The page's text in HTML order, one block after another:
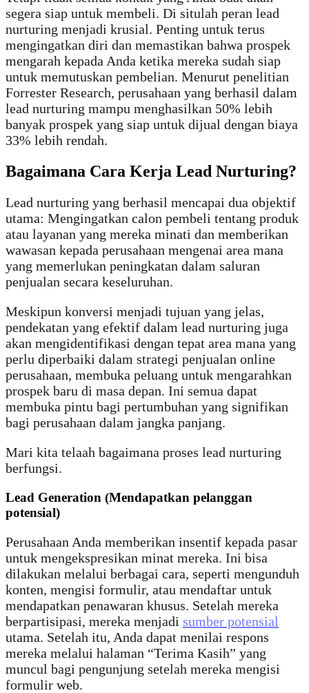
segera siap untuk membeli. Di situlah peran lead
nurturing menjadi krusial. Penting untuk terus
mengingatkan diri dan memastikan bahwa prospek
mengarah kepada Anda ketika mereka sudah siap
untuk memutuskan pembelian. Menurut penelitian
Forrester Research, perusahaan yang berhasil dalam
lead nurturing mampu menghasilkan 50% lebih
banyak prospek yang siap untuk dijual dengan biaya
33% lebih rendah.
Bagaimana Cara Kerja Lead Nurturing?
Lead nurturing yang berhasil mencapai dua objektif
utama: Mengingatkan calon pembeli tentang produk
atau layanan yang mereka minati dan memberikan
wawasan kepada perusahaan mengenai area mana
yang memerlukan peningkatan dalam saluran
penjualan secara keseluruhan.
Meskipun konversi menjadi tujuan yang jelas,
pendekatan yang efektif dalam lead nurturing juga
akan mengidentifikasi dengan tepat area mana yang
perlu diperbaiki dalam strategi penjualan online
perusahaan, membuka peluang untuk mengarahkan
prospek baru di masa depan. Ini semua dapat
membuka pintu bagi pertumbuhan yang signifikan
bagi perusahaan dalam jangka panjang.
Mari kita telaah bagaimana proses lead nurturing
berfungsi.
Lead Generation (Mendapatkan pelanggan
potensial)
Perusahaan Anda memberikan insentif kepada pasar
untuk mengekspresikan minat mereka. Ini bisa
dilakukan melalui berbagai cara, seperti mengunduh
konten, mengisi formulir, atau mendaftar untuk
mendapatkan penawaran khusus. Setelah mereka
berpartisipasi, mereka menjadi sumber potensial
utama. Setelah itu, Anda dapat menilai respons
mereka melalui halaman “Terima Kasih” yang
muncul bagi pengunjung setelah mereka mengisi
formulir web.